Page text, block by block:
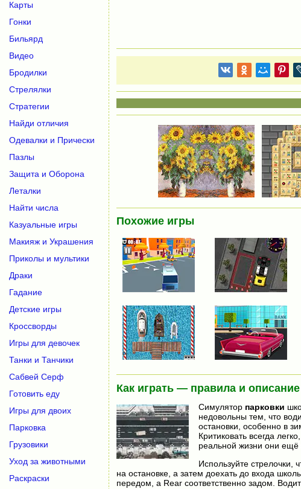
Похожие игры
Как играть — правила и описание
Симулятор парковки
недовольны тем, что
остановки, особенно в
Критиковать всегда
реальной жизни они ещё
Используйте
на остановке, а затем доехать до входа
передом, а Rear соответственно задом.
Карты
Гонки
Бильярд
Видео
Бродилки
Стрелялки
Стратегии
Найди отличия
Одевалки и Прически
Пазлы
Защита и Оборона
Леталки
Найти числа
Казуальные игры
Макияж и Украшения
Приколы и мультики
Драки
Гадание
Детские игры
Кроссворды
Игры для девочек
Танки и Танчики
Сабвей Серф
Готовить еду
Игры для двоих
Парковка
Грузовики
Уход за животными
Раскраски